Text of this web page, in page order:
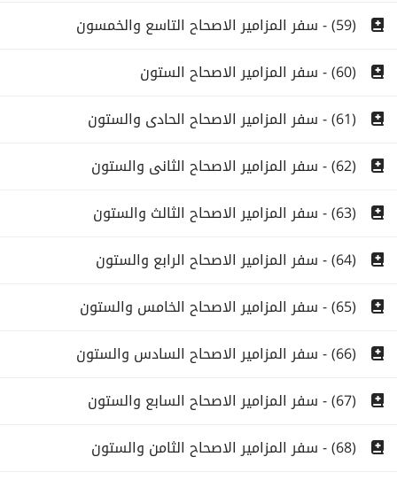
(59) - سفر المزامير الاصحاح التاسع والخمسون
(60) - سفر المزامير الاصحاح الستون
(61) - سفر المزامير الاصحاح الحادى والستون
(62) - سفر المزامير الاصحاح الثانى والستون
(63) - سفر المزامير الاصحاح الثالث والستون
(64) - سفر المزامير الاصحاح الرابع والستون
(65) - سفر المزامير الاصحاح الخامس والستون
(66) - سفر المزامير الاصحاح السادس والستون
(67) - سفر المزامير الاصحاح السابع والستون
(68) - سفر المزامير الاصحاح الثامن والستون